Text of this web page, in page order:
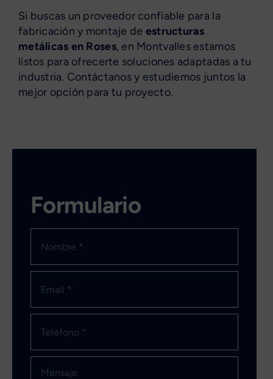
Si buscas un proveedor confiable para la
fabricación y montaje de estructuras
metálicas en Roses, en Montvalles estamos
listos para ofrecerte soluciones adaptadas a tu
industria. Contáctanos y estudiemos juntos la
mejor opción para tu proyecto.
Formulario